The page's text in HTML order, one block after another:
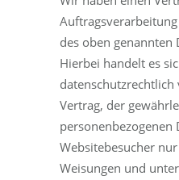
des oben genannten
Hierbei handelt es
datenschutzrechtlich
Vertrag, der
personenbezogenen
Websitebesucher
Weisungen und